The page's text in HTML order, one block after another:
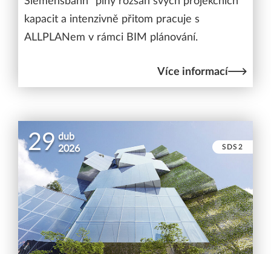
kapacit a intenzivně přitom pracuje s
ALLPLANem v rámci BIM plánování.
Více informací
29 dub
2026
SDS2